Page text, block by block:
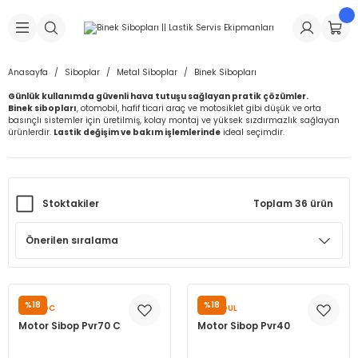
Makineleri
Dolgu Lastikleri
Dolgu Lastikleri
& Sibop İlaveleri
Kapağı
Tüpü
& Spreyler
Makinesi Yedek Parçaları
Yedek Parçaları
Anasayfa Siboplar Metal Siboplar
Binek Sibopları
Günlük kullanımda güvenli hava tutuşu sağlayan pratik çözümler.
Binek sibopları, otomobil, hafif ticari araç ve motosiklet gibi düşük ve orta
basınçlı sistemler için üretilmiş, kolay montaj ve yüksek sızdırmazlık sağlayan
ürünlerdir. Lastik değişim ve bakım işlemlerinde ideal seçimdir.
Stoktakiler Toplam 36 ürün
%18
OUYADC
Motor Sibop Pvr70 C
%18
SUNSOUL
Motor Sibop Pvr40